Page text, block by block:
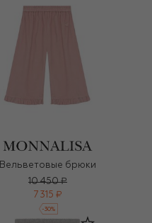
Вельветовые брюки
10 450 ₽
7 315 ₽
-30%